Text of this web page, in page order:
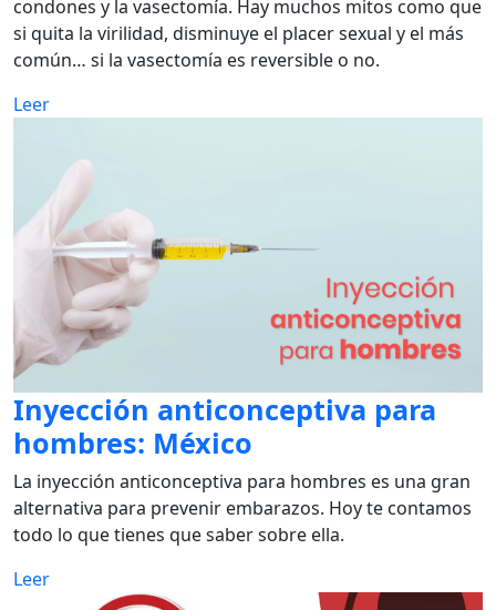
condones y la vasectomía. Hay muchos mitos como que
si quita la virilidad, disminuye el placer sexual y el más
común… si la vasectomía es reversible o no.
Leer
Inyección anticonceptiva para
hombres: México
La inyección anticonceptiva para hombres es una gran
alternativa para prevenir embarazos. Hoy te contamos
todo lo que tienes que saber sobre ella.
Leer